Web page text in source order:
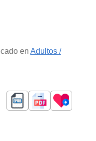
en Adultos /